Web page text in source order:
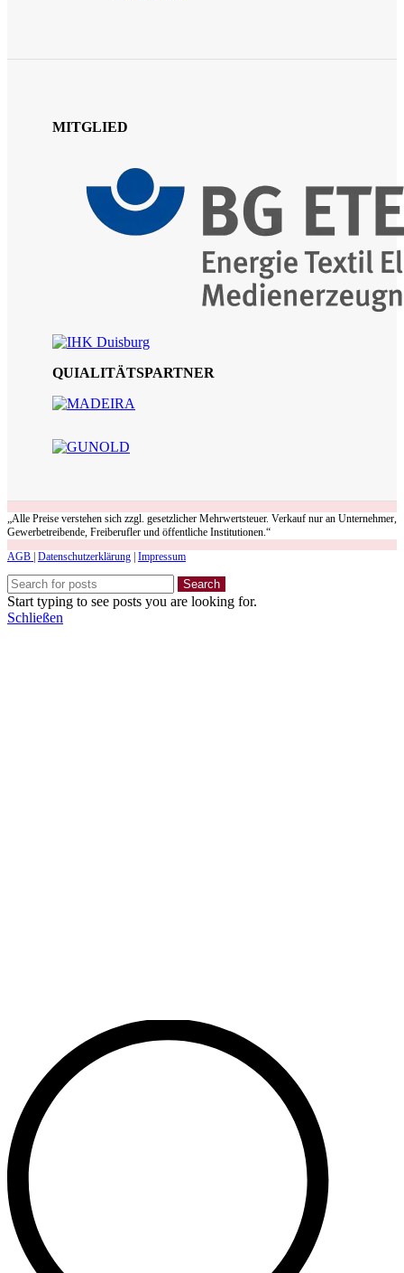
MITGLIED
QUIALITÄTSPARTNER
„Alle Preise verstehen sich zzgl. gesetzlicher Mehrwertsteuer. Verkauf nur an Unternehmer,
Gewerbetreibende, Freiberufler und öffentliche Institutionen.“
AGB Datenschutzerklärung Impressum
Search
Start typing to see posts you are looking for.
Schließen